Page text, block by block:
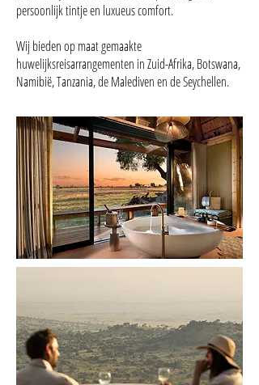
persoonlijk tintje en luxueus comfort.
Wij bieden op maat gemaakte
huwelijksreisarrangementen in Zuid-Afrika, Botswana,
Namibië, Tanzania, de Malediven en de Seychellen.